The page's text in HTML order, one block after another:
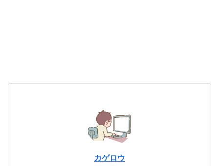
カゲロウ